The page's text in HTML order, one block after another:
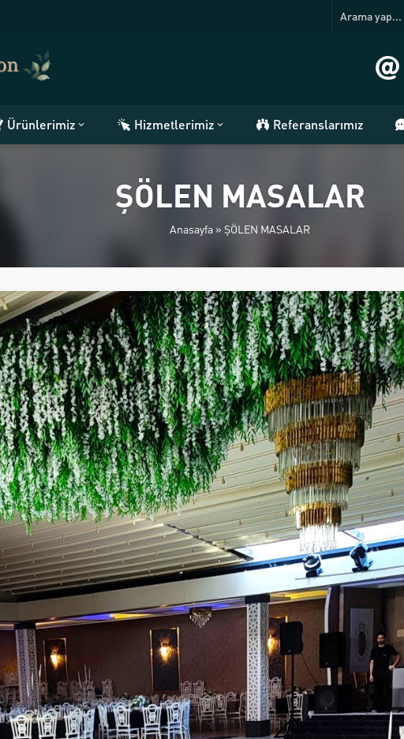
Ürünlerimiz Hizmetlerimiz Referanslarımız
ŞÖLEN MASALAR
Anasayfa » ŞÖLEN MASALAR